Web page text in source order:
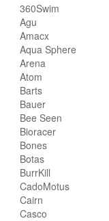
360Swim
Agu
Amacx
Aqua Sphere
Arena
Atom
Barts
Bauer
Bee Seen
Bioracer
Bones
Botas
BurrKill
CadoMotus
Cairn
Casco